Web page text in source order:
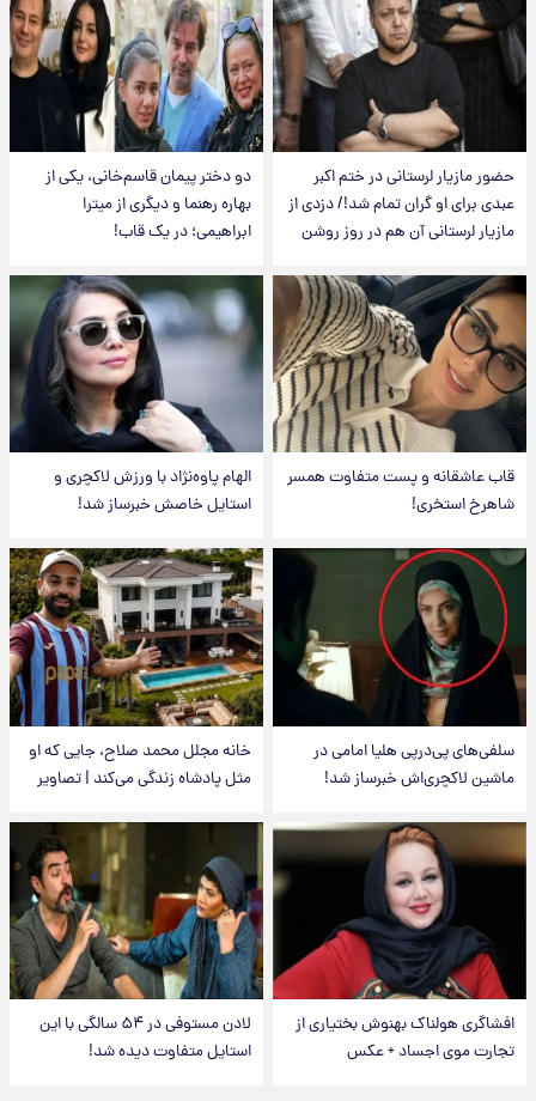
حضور مازیار لرستانی در ختم اکبر
عبدی برای او گران تمام شد!/ دزدی از
مازیار لرستانی آن هم در روز روشن
دو دختر پیمان قاسم‌خانی، یکی از
بهاره رهنما و دیگری از میترا
ابراهیمی؛ در یک قاب!
قاب عاشقانه و پست متفاوت همسر
شاهرخ استخری!
الهام پاوه‌نژاد با ورزش لاکچری و
استایل خاصش خبرساز شد!
سلفی‌های پی‌درپی هلیا امامی در
ماشین لاکچری‌اش خبرساز شد!
خانه مجلل محمد صلاح، جایی که او
مثل پادشاه زندگی می‌کند | تصاویر
افشاگری هولناک بهنوش بختیاری از
تجارت موی اجساد + عکس
لادن مستوفی در ۵۴ سالگی با این
استایل متفاوت دیده شد!